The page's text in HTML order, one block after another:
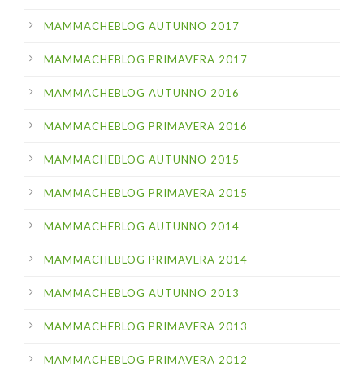
MAMMACHEBLOG AUTUNNO 2017
MAMMACHEBLOG PRIMAVERA 2017
MAMMACHEBLOG AUTUNNO 2016
MAMMACHEBLOG PRIMAVERA 2016
MAMMACHEBLOG AUTUNNO 2015
MAMMACHEBLOG PRIMAVERA 2015
MAMMACHEBLOG AUTUNNO 2014
MAMMACHEBLOG PRIMAVERA 2014
MAMMACHEBLOG AUTUNNO 2013
MAMMACHEBLOG PRIMAVERA 2013
MAMMACHEBLOG PRIMAVERA 2012